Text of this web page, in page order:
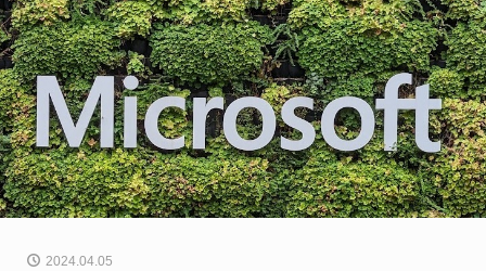
2024.04.05